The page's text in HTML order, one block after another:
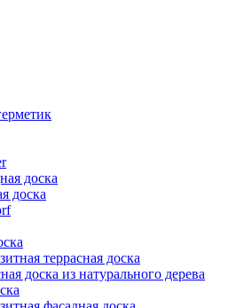
доска
доска
террасная доска
доска из натурального дерева